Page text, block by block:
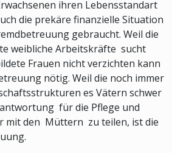
ihren Lebensstandart
die prekäre finanzielle Situation
gebraucht. Weil die
weibliche Arbeitskräfte sucht
Frauen nicht verzichten kann
nötig. Weil die noch immer
es Vätern schwer
für die Pflege und
mit den Müttern zu teilen, ist die